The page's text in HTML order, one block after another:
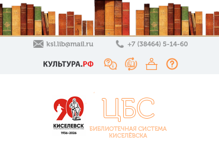
ksl.lib@mail.ru +7 (38464) 5-14-60